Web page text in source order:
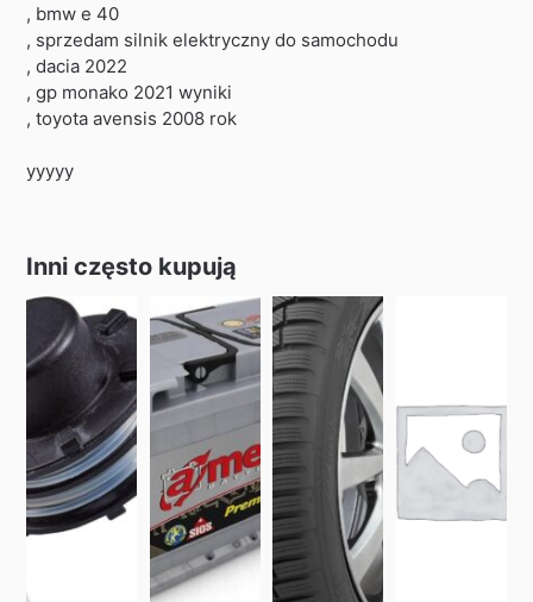
, bmw e 40
, sprzedam silnik elektryczny do samochodu
, dacia 2022
, gp monako 2021 wyniki
, toyota avensis 2008 rok
yyyyy
Inni często kupują